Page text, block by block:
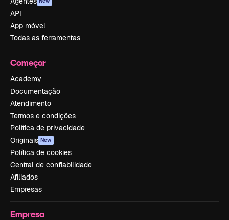
API
App móvel
Todas as ferramentas
Começar
Academy
Documentação
Atendimento
Termos e condições
Política de privacidade
Originais New
Política de cookies
Central de confiabilidade
Afiliados
Empresas
Empresa